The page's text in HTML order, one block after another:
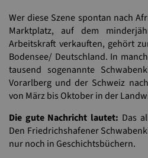
Wer diese Szene spontan nach
Marktplatz, auf dem
Arbeitskraft verkauften, gehört
Bodensee/ Deutschland. In
tausend sogenannte
Vorarlberg und der Schweiz
von März bis Oktober in der
Die gute Nachricht lautet: Das
Den Friedrichshafener
nur noch in Geschichtsbüchern.